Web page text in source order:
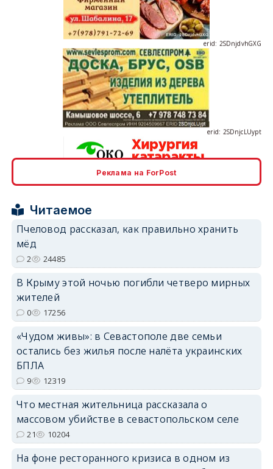
erid: 2SDnjdvhGXG
erid: 2SDnjcrDNw6
Реклама на ForPost
Читаемое
Пчеловод рассказал, как правильно хранить
мёд
2 24485
В Крыму этой ночью погибли четверо мирных
жителей
0 17256
«Чудом живы»: в Севастополе две семьи
остались без жилья после налёта украинских
БПЛА
9 12319
Что местная жительница рассказала о
массовом убийстве в севастопольском селе
21 10204
На фоне ресторанного кризиса в одном из